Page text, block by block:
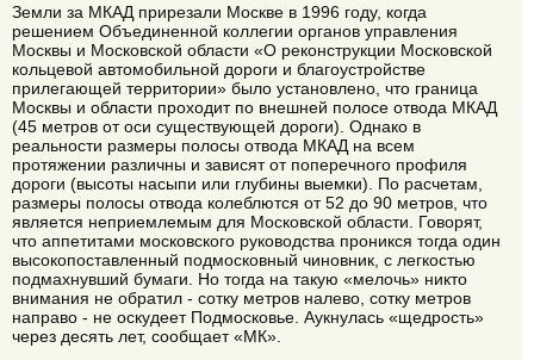
Земли за МКАД прирезали Москве в 1996 году, когда
решением Объединенной коллегии органов управления
Москвы и Московской области «О реконструкции Московской
кольцевой автомобильной дороги и благоустройстве
прилегающей территории» было установлено, что граница
Москвы и области проходит по внешней полосе отвода МКАД
(45 метров от оси существующей дороги). Однако в
реальности размеры полосы отвода МКАД на всем
протяжении различны и зависят от поперечного профиля
дороги (высоты насыпи или глубины выемки). По расчетам,
размеры полосы отвода колеблются от 52 до 90 метров, что
является неприемлемым для Московской области. Говорят,
что аппетитами московского руководства проникся тогда один
высокопоставленный подмосковный чиновник, с легкостью
подмахнувший бумаги. Но тогда на такую «мелочь» никто
внимания не обратил - сотку метров налево, сотку метров
направо - не оскудеет Подмосковье. Аукнулась «щедрость»
через десять лет, сообщает «МК».